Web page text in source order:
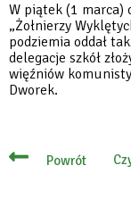
W piątek (1 marca)
„Żołnierzy
podziemia oddał
delegacje szkół
więźniów
Dworek.
Powrót
o